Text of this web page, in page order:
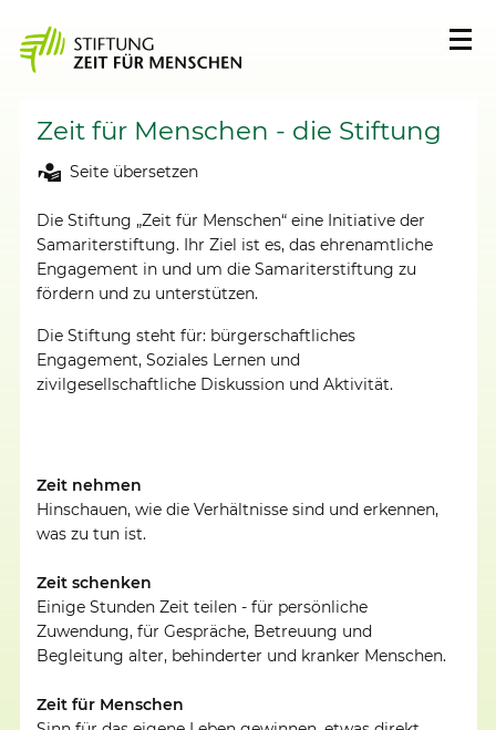
Zeit für Menschen - die Stiftung
Seite übersetzen
Die Stiftung „Zeit für Menschen“ eine Initiative der
Samariterstiftung. Ihr Ziel ist es, das ehrenamtliche
Engagement in und um die Samariterstiftung zu
fördern und zu unterstützen.
Die Stiftung steht für: bürgerschaftliches
Engagement, Soziales Lernen und
zivilgesellschaftliche Diskussion und Aktivität.
Zeit nehmen
Hinschauen, wie die Verhältnisse sind und erkennen,
was zu tun ist.
Zeit schenken
Einige Stunden Zeit teilen - für persönliche
Zuwendung, für Gespräche, Betreuung und
Begleitung alter, behinderter und kranker Menschen.
Zeit für Menschen